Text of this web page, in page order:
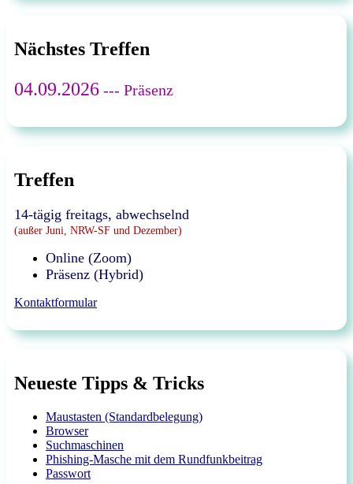
Nächstes Treffen
04.09.2026 --- Präsenz
Treffen
14-tägig freitags, abwechselnd
(außer Juni, NRW-SF und Dezember)
Online (Zoom)
Präsenz (Hybrid)
Kontaktformular
Neueste Tipps & Tricks
Maustasten (Standardbelegung)
Browser
Suchmaschinen
Phishing-Masche mit dem Rundfunkbeitrag
Passwort